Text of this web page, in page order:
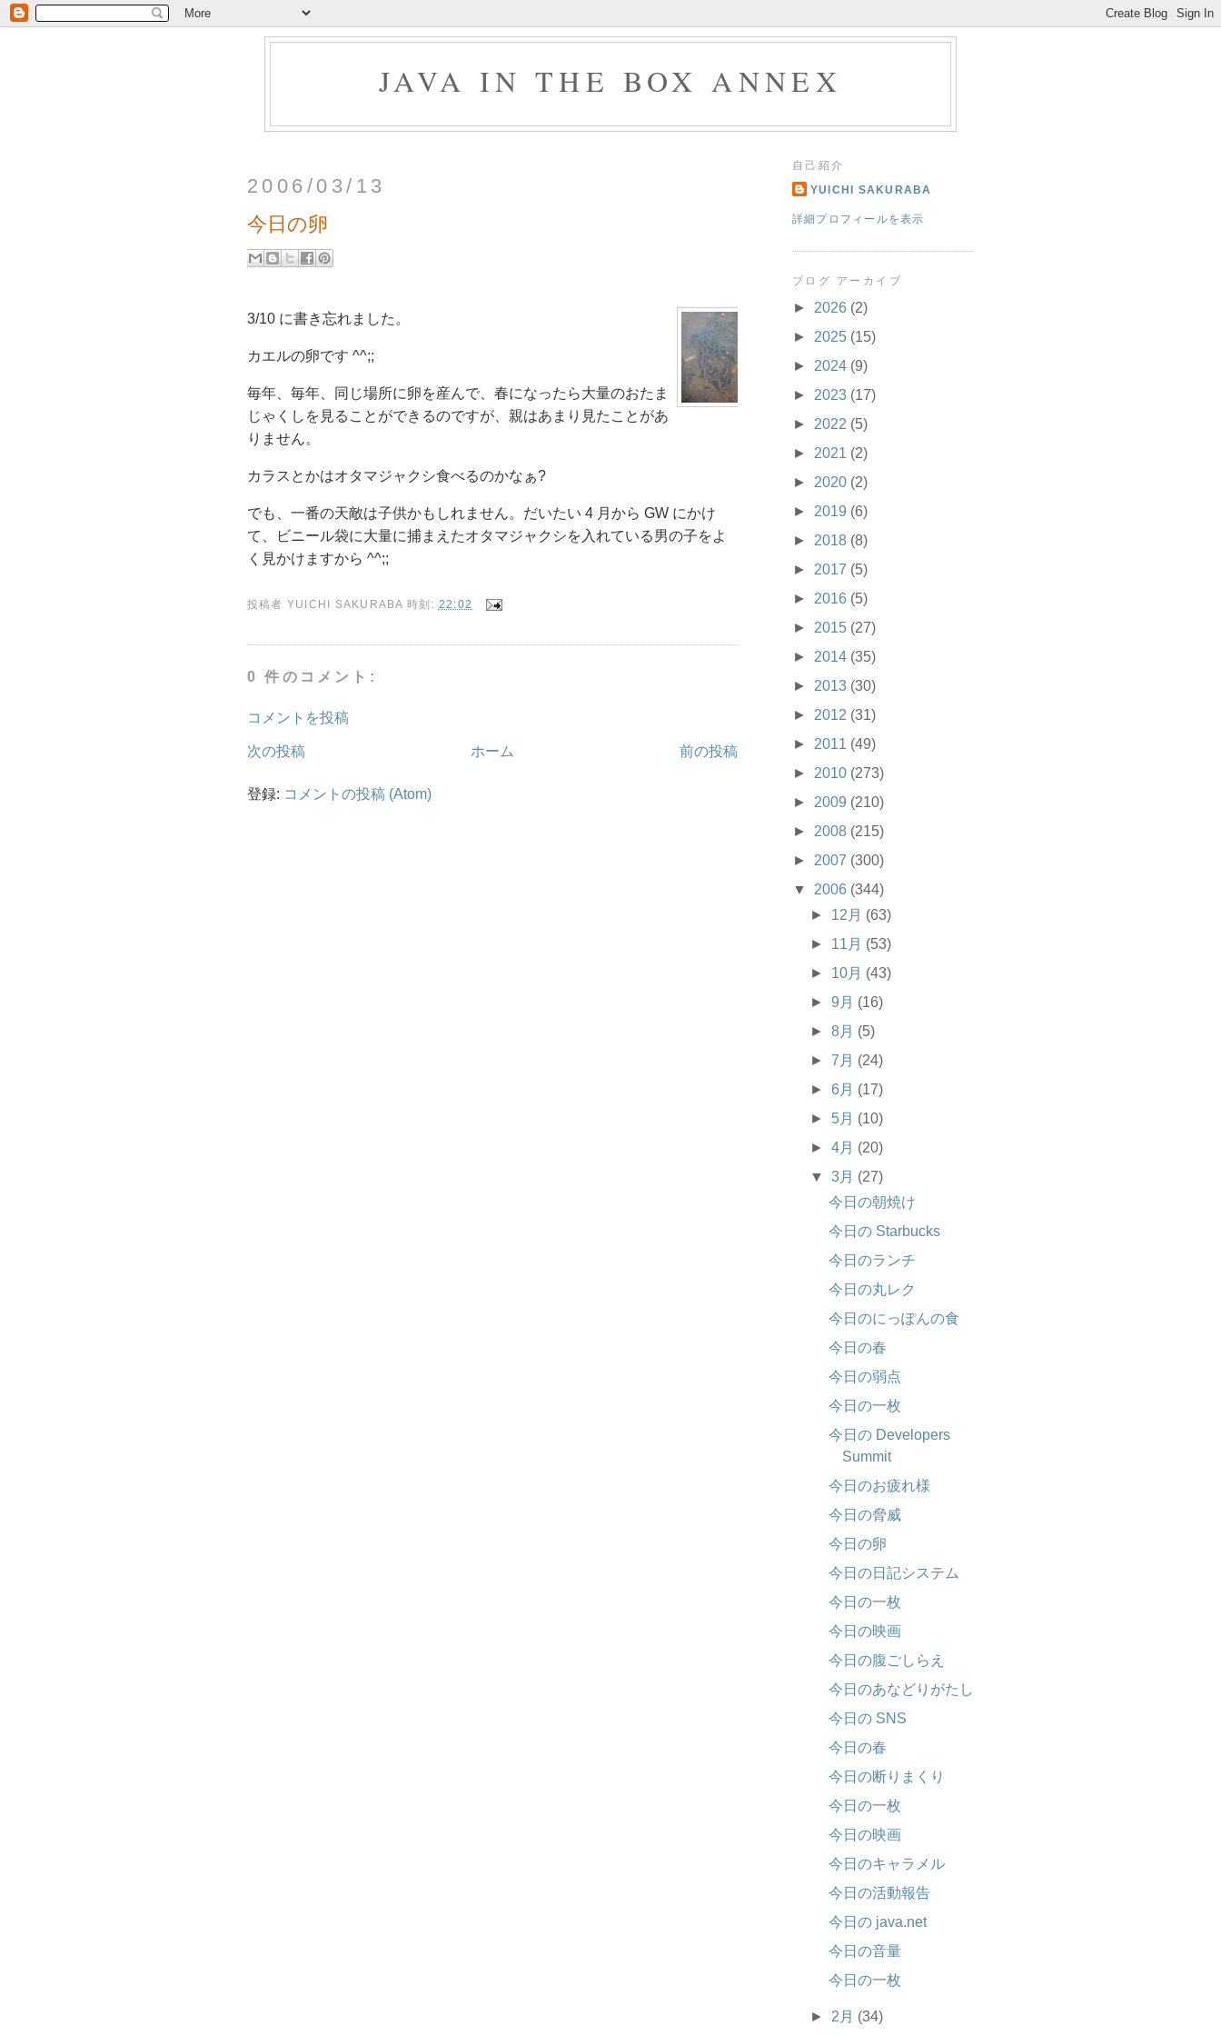
JAVA IN THE BOX ANNEX
2006/03/13
今日の卵
3/10 に書き忘れました。
カエルの卵です ^^;;
毎年、毎年、同じ場所に卵を産んで、春になったら大量のおたま
じゃくしを見ることができるのですが、親はあまり見たことがあ
りません。
カラスとかはオタマジャクシ食べるのかなぁ?
でも、一番の天敵は子供かもしれません。だいたい 4 月から GW にかけ
て、ビニール袋に大量に捕まえたオタマジャクシを入れている男の子をよ
く見かけますから ^^;;
投稿者 YUICHI SAKURABA 時刻: 22:02
0 件のコメント:
コメントを投稿
次の投稿 前の投稿
ホーム
登録: コメントの投稿 (Atom)
自己紹介
YUICHI SAKURABA
詳細プロフィールを表示
ブログ アーカイブ
► 2026 (2)
► 2025 (15)
► 2024 (9)
► 2023 (17)
► 2022 (5)
► 2021 (2)
► 2020 (2)
► 2019 (6)
► 2018 (8)
► 2017 (5)
► 2016 (5)
► 2015 (27)
► 2014 (35)
► 2013 (30)
► 2012 (31)
► 2011 (49)
► 2010 (273)
► 2009 (210)
► 2008 (215)
► 2007 (300)
▼ 2006 (344)
► 12月 (63)
► 11月 (53)
► 10月 (43)
►9月 (16)
►8月 (5)
►7月 (24)
►6月 (17)
► 5月 (10)
►4月 (20)
▼3月 (27)
今日の朝焼け
今日の Starbucks
今日のランチ
今日の丸レク
今日のにっぽんの食
今日の春
今日の弱点
今日の一枚
今日の Developers
Summit
今日のお疲れ様
今日の脅威
今日の卵
今日の日記システム
今日の一枚
今日の映画
今日の腹ごしらえ
今日のあなどりがたし
今日の SNS
今日の春
今日の断りまくり
今日の一枚
今日の映画
今日のキャラメル
今日の活動報告
今日の java.net
今日の音量
今日の一枚
►2月 (34)